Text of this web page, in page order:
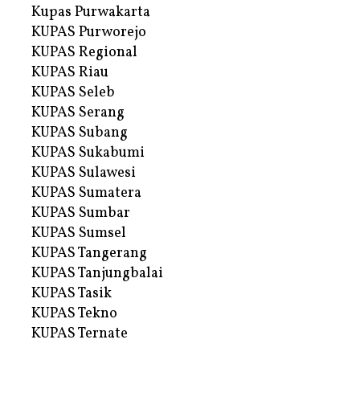
Kupas Purwakarta
KUPAS Purworejo
KUPAS Regional
KUPAS Riau
KUPAS Seleb
KUPAS Serang
KUPAS Subang
KUPAS Sukabumi
KUPAS Sulawesi
KUPAS Sumatera
KUPAS Sumbar
KUPAS Sumsel
KUPAS Tangerang
KUPAS Tanjungbalai
KUPAS Tasik
KUPAS Tekno
KUPAS Ternate